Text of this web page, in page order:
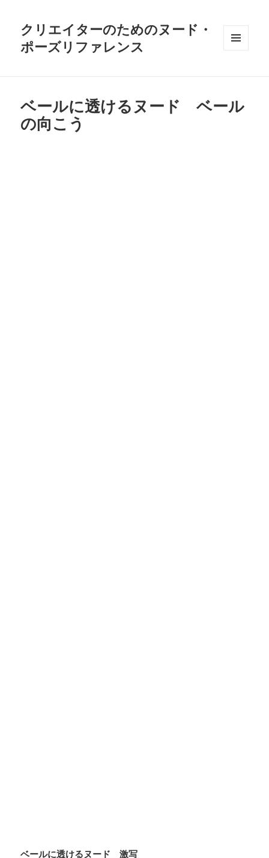
クリエイターのためのヌード・
ポーズリファレンス
ベールに透けるヌード ベール
の向こう
ベールに透けるヌード 激写